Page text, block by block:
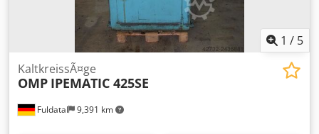
1 / 5
Fuldatal 9,391 km
KaltkreissÃ¤ge
OMP IPEMATIC 425SE